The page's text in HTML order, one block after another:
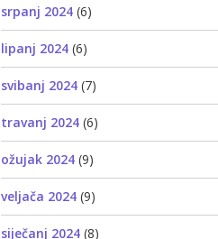
srpanj 2024 (6)
lipanj 2024 (6)
svibanj 2024 (7)
travanj 2024 (6)
ožujak 2024 (9)
veljača 2024 (9)
siječanj 2024 (8)